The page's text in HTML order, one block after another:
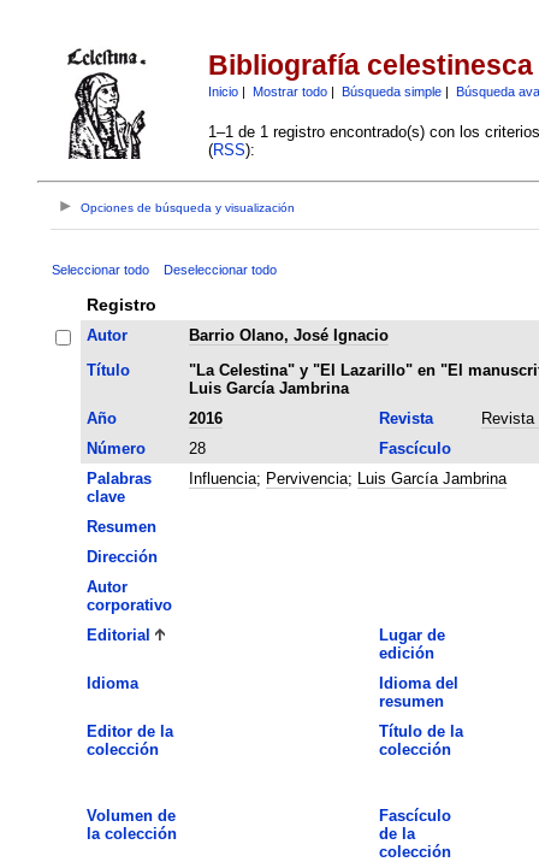
Bibliografía celestinesca
Inicio| Mostrar todo| Búsqueda simple| Búsqueda
1–1 de 1 registro encontrado(s) con los
(RSS):
Opciones de búsqueda y visualización
Seleccionar todo Deseleccionar todo
Registro
Autor
Barrio Olano, José Ignacio
Título
"La Celestina" y "El Lazarillo" en "El
Luis García Jambrina
Año
2016 Revista
Revista
Número
28
Fascículo
Palabras
clave
Influencia; Pervivencia; Luis García Jambrina
Resumen
Dirección
Autor
corporativo
Editorial
Lugar de
edición
Idioma
Idioma del
resumen
Editor de la
colección
Título de la
colección
Volumen de
la colección
Fascículo
de la
colección